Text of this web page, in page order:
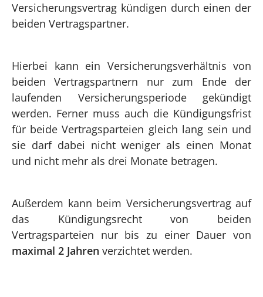
Versicherungsvertrag kündigen durch einen der
beiden Vertragspartner.
Hierbei kann ein Versicherungsverhältnis von
beiden Vertragspartnern nur zum Ende der
laufenden Versicherungsperiode gekündigt
werden. Ferner muss auch die Kündigungsfrist
für beide Vertragsparteien gleich lang sein und
sie darf dabei nicht weniger als einen Monat
und nicht mehr als drei Monate betragen.
Außerdem kann beim Versicherungsvertrag auf
das Kündigungsrecht von beiden
Vertragsparteien nur bis zu einer Dauer von
maximal 2 Jahren verzichtet werden.